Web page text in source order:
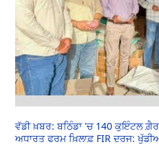
ਵੱਡੀ ਖ਼ਬਰ: ਬਠਿੰਡਾ 'ਚ 140 ਕੁਇੰਟਲ
ਅਧਾਰਤ ਫਰਮ ਖ਼ਿਲਾਫ਼ FIR ਦਰਜ: